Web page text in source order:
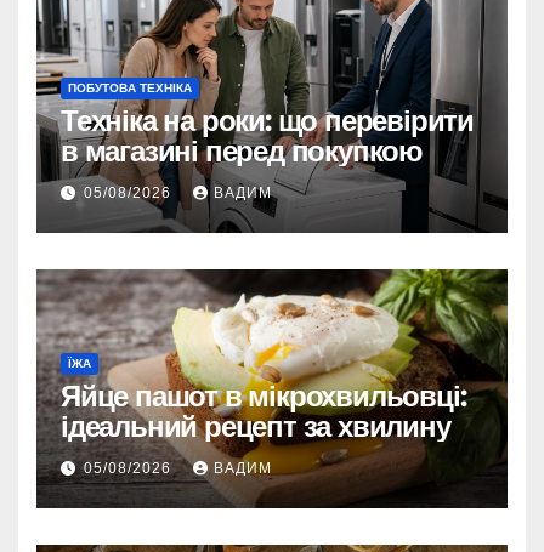
ПОБУТОВА ТЕХНІКА
Техніка на роки: що перевірити
в магазині перед покупкою
05/08/2026 ВАДИМ
ЇЖА
Яйце пашот в мікрохвильовці:
ідеальний рецепт за хвилину
05/08/2026 ВАДИМ